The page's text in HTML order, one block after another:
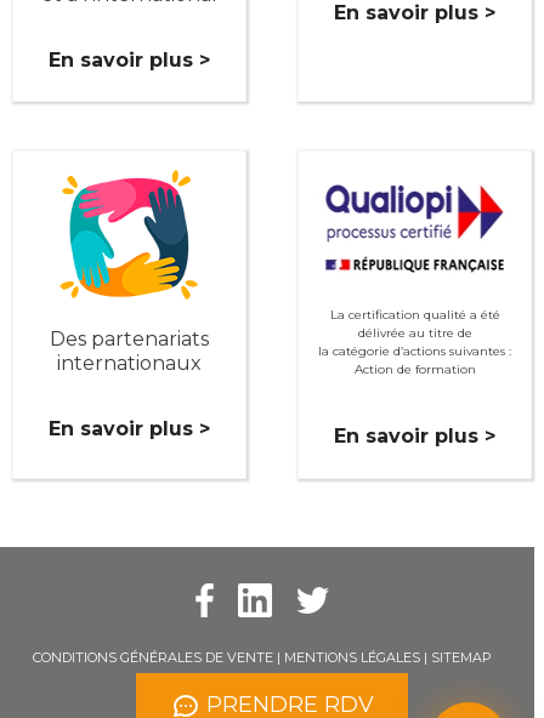
PRENDRE RDV
En savoir plus >
En savoir plus >
Des partenariats
internationaux
En savoir plus >
La certification qualité a été
délivrée au titre de
la catégorie d’actions suivantes :
Action de formation
En savoir plus >
CONDITIONS GÉNÉRALES DE VENTE | MENTIONS LÉGALES | SITEMAP